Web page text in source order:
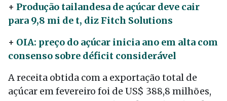
+ Produção tailandesa de açúcar deve cair
para 9,8 mi de t, diz Fitch Solutions
+ OIA: preço do açúcar inicia ano em alta com
consenso sobre déficit considerável
A receita obtida com a exportação total de
açúcar em fevereiro foi de US$ 388,8 milhões,